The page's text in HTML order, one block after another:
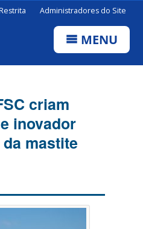
Administradores do Site
MENU
criam
inovador
mastite